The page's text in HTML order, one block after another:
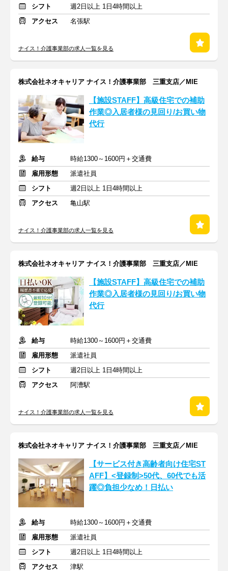
シフト
週2日以上 1日4時間以上
アクセス
名張駅
ナイス！介護事業部の求人一覧を見る
株式会社ネオキャリア ナイス！介護事業部 三重支店／MIE
【施設STAFF】高級住宅での補助
作業◎入居者様の見回り/お買い物
代行
給与
時給1300～1600円＋交通費
雇用形態
派遣社員
シフト
週2日以上 1日4時間以上
アクセス
亀山駅
ナイス！介護事業部の求人一覧を見る
株式会社ネオキャリア ナイス！介護事業部 三重支店／MIE
【施設STAFF】高級住宅での補助
作業◎入居者様の見回り/お買い物
代行
給与
時給1300～1600円＋交通費
雇用形態
派遣社員
シフト
週2日以上 1日4時間以上
アクセス
阿漕駅
ナイス！介護事業部の求人一覧を見る
株式会社ネオキャリア ナイス！介護事業部 三重支店／MIE
【サービス付き高齢者向け住宅ST
AFF】<登録制>50代、60代でも活
躍◎負担少なめ！日払い
給与
時給1300～1600円＋交通費
雇用形態
派遣社員
シフト
週2日以上 1日4時間以上
アクセス
津駅